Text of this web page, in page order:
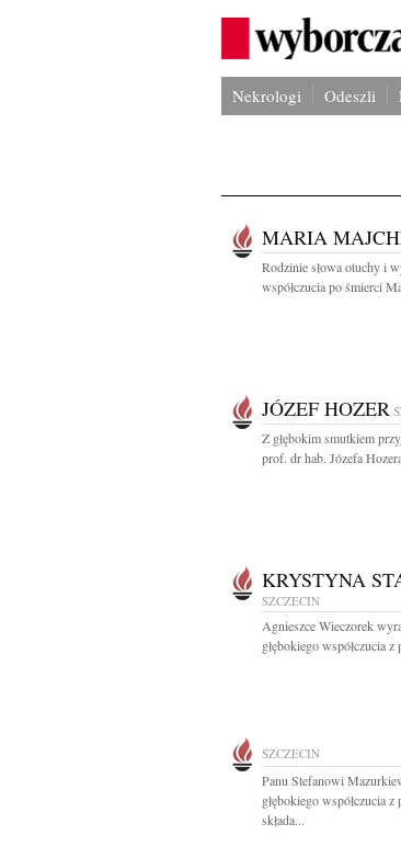
Nekrologi Odeszli
MARIA
Rodzinie słowa otuchy i
współczucia po śmierci
JÓZEF HOZER
Z głębokim smutkiem
prof. dr hab. Józefa
KRYSTYNA
SZCZECIN
Agnieszce Wieczorek
głębokiego współczucia
SZCZECIN
Panu Stefanowi
głębokiego współczucia
składa...